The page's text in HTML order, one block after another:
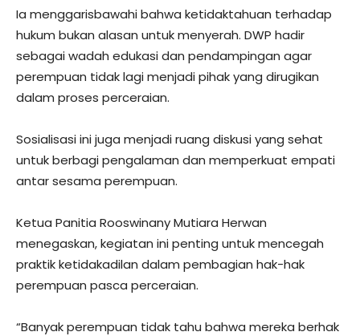
Ia menggarisbawahi bahwa ketidaktahuan terhadap
hukum bukan alasan untuk menyerah. DWP hadir
sebagai wadah edukasi dan pendampingan agar
perempuan tidak lagi menjadi pihak yang dirugikan
dalam proses perceraian.
Sosialisasi ini juga menjadi ruang diskusi yang sehat
untuk berbagi pengalaman dan memperkuat empati
antar sesama perempuan.
Ketua Panitia Rooswinany Mutiara Herwan
menegaskan, kegiatan ini penting untuk mencegah
praktik ketidakadilan dalam pembagian hak-hak
perempuan pasca perceraian.
“Banyak perempuan tidak tahu bahwa mereka berhak